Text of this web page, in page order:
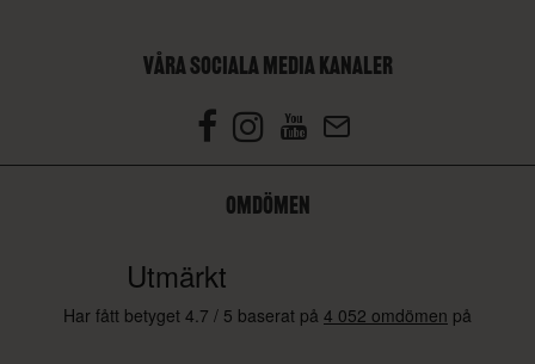
VÅRA SOCIALA MEDIA KANALER
OMDÖMEN